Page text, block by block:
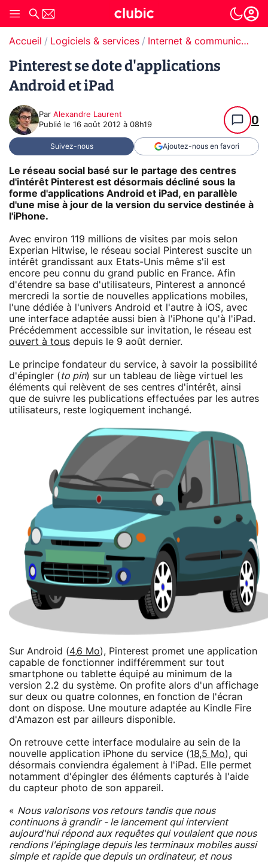
Accueil Logiciels & services Internet & communication
Pinterest se dote d'applications
Android et iPad
Par Alexandre Laurent
Publié le 16 août 2012 à 08h19 0
Suivez-nous Ajoutez-nous en favori
Le réseau social basé sur le partage des centres
d'intérêt Pinterest est désormais décliné sous la
forme d'applications Android et iPad, en parallèle
d'une mise à jour de la version du service destinée à
l'iPhone.
Avec environ 119 millions de visites par mois selon
Experian Hitwise, le réseau social Pinterest suscite un
intérêt grandissant aux Etats-Unis même s'il est
encore peu connu du grand public en France. Afin
d'étendre sa base d'utilisateurs, Pinterest a annoncé
mercredi la sortie de nouvelles applications mobiles,
l'une dédiée à l'univers Android et l'autre à iOS, avec
une interface adaptée aussi bien à l'iPhone qu'à l'iPad.
Précédemment accessible sur invitation, le réseau est
ouvert à tous depuis le 9 août dernier.
Le principe fondateur du service, à savoir la possibilité
d'épingler (to pin) sur un tableau de liège virtuel les
éléments qui relèvent de ses centres d'intérêt, ainsi
que de suivre les publications effectuées par les autres
utilisateurs, reste logiquement inchangé.
Sur Android (4,6 Mo), Pinterest promet une application
capable de fonctionner indifféremment sur tout
smartphone ou tablette équipé au minimum de la
version 2.2 du système. On profite alors d'un affichage
sur deux ou quatre colonnes, en fonction de l'écran
dont on dispose. Une mouture adaptée au Kindle Fire
d'Amazon est par ailleurs disponible.
On retrouve cette interface modulaire au sein de la
nouvelle application iPhone du service (18,5 Mo), qui
désormais conviendra également à l'iPad. Elle permet
notamment d'épingler des éléments capturés à l'aide
du capteur photo de son appareil.
« Nous valorisons vos retours tandis que nous
continuons à grandir - le lancement qui intervient
aujourd'hui répond aux requêtes qui voulaient que nous
rendions l'épinglage depuis les terminaux mobiles aussi
simple et rapide que depuis un ordinateur, et nous